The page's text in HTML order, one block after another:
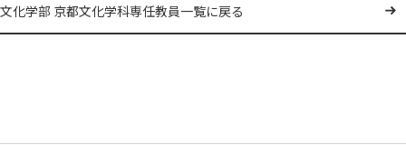
文化学部 京都文化学科専任教員一覧に戻る